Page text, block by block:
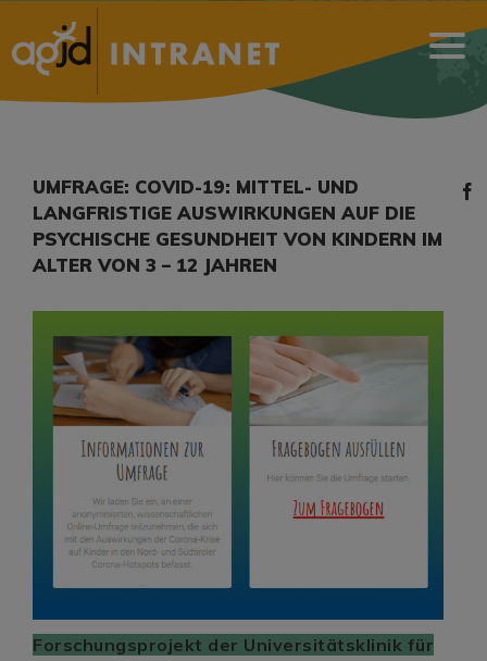
UMFRAGE: COVID-19: MITTEL- UND
LANGFRISTIGE AUSWIRKUNGEN AUF DIE
PSYCHISCHE GESUNDHEIT VON KINDERN IM
ALTER VON 3 – 12 JAHREN
Forschungsprojekt der Universitätsklinik für